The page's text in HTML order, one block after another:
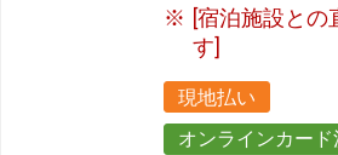
[宿泊施設との
す]
現地払い
オンラインカー